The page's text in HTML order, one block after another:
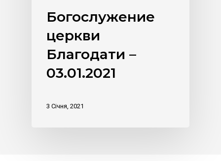
Богослужение
церкви
Благодати –
03.01.2021
3 Січня, 2021